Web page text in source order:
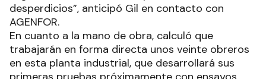
desperdicios”, anticipó Gil en contacto con
AGENFOR.
En cuanto a la mano de obra, calculó que
trabajarán en forma directa unos veinte obreros
en esta planta industrial, que desarrollará sus